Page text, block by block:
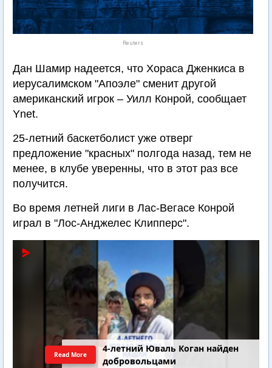
Reuters
Дан Шамир надеется, что Хораса Дженкиса в
иерусалимском "Апоэле" сменит другой
американский игрок – Уилл Конрой, сообщает
Ynet.
25-летний баскетболист уже отверг
предложение "красных" полгода назад, тем не
менее, в клубе уверенны, что в этот раз все
получится.
Во время летней лиги в Лас-Вегасе Конрой
играл в "Лос-Анджелес Клипперс".
4-летний Юваль Коган найден
добровольцами
Read More